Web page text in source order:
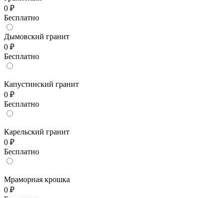
0 ₽
Бесплатно
Дымовский гранит
0 ₽
Бесплатно
Капустинский гранит
0 ₽
Бесплатно
Карельский гранит
0 ₽
Бесплатно
Мраморная крошка
0 ₽